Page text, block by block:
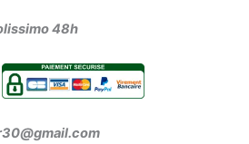
48h